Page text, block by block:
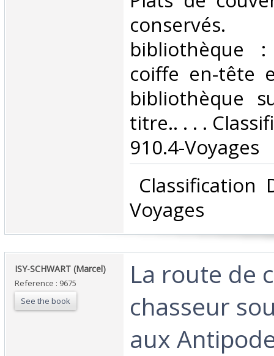
bibliothèque
coiffe en-tête
bibliothèque
titre.. . . .
910.4-Voyages‎
Classification
Voyages‎
‎ISY-SCHWART (Marcel)‎
Reference : 9675
See the book
‎La route de
chasseur
aux